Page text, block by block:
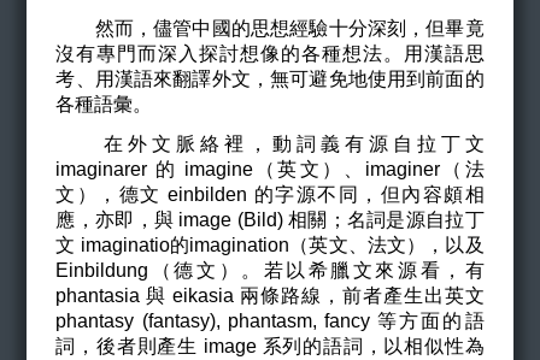
然而，儘管中國的思想經驗十分深刻，但畢竟
沒有專門而深入探討想像的各種想法。用漢語思
考、用漢語來翻譯外文，無可避免地使用到前面的
各種語彙。
在外文脈絡裡，動詞義有源自拉丁文
imaginarer 的 imagine（英文）、imaginer（法
文），德文 einbilden 的字源不同，但內容頗相
應，亦即，與 image (Bild) 相關；名詞是源自拉丁
文 imaginatio的imagination（英文、法文），以及
Einbildung（德文）。若以希臘文來源看，有
phantasia 與 eikasia 兩條路線，前者產生出英文
phantasy (fantasy), phantasm, fancy 等方面的語
詞，後者則產生 image 系列的語詞，以相似性為